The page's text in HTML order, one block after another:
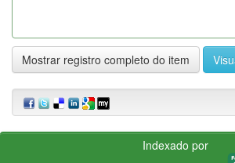
Mostrar registro completo do item
Indexado por